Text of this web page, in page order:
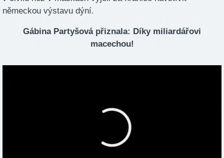
německou výstavu dýní.
Gábina Partyšová přiznala: Díky miliardářovi
macechou!